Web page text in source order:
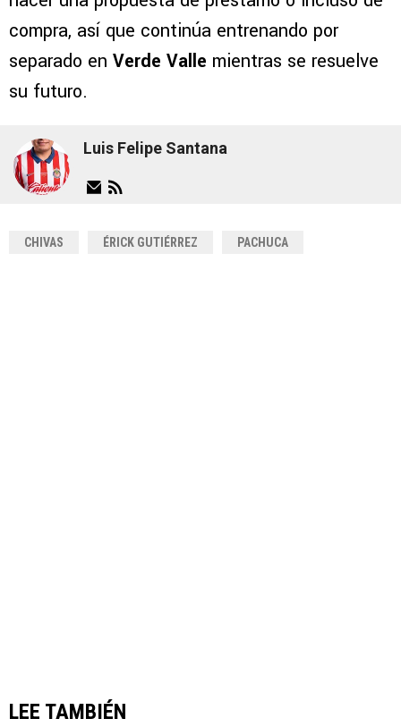
compra, así que continúa entrenando por
separado en Verde Valle mientras se resuelve
su futuro.
Luis Felipe Santana
CHIVAS ÉRICK GUTIÉRREZ PACHUCA
LEE TAMBIÉN